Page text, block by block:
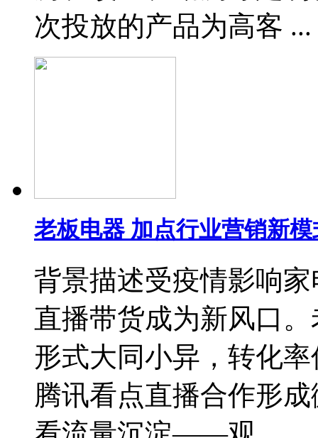
次投放的产品为高客 ...
老板电器 加点行业营销新模
背景描述受疫情影响
直播带货成为新风口
形式大同小异，转化
腾讯看点直播合作形